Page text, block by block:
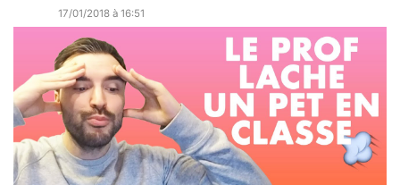
17/01/2018 à 16:51